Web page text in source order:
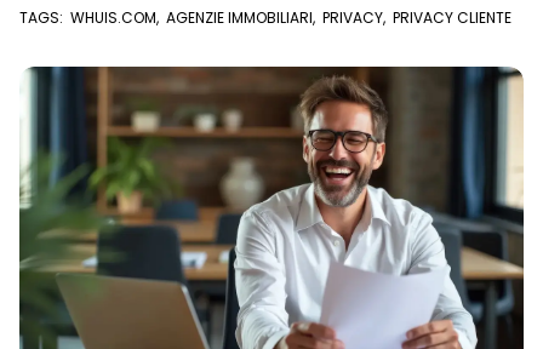
TAGS: WHUIS.COM, AGENZIE IMMOBILIARI, PRIVACY, PRIVACY CLIENTE